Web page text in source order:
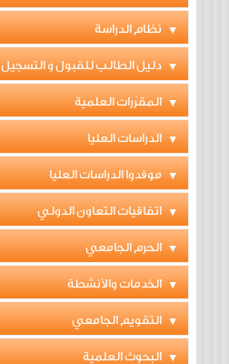
نظام الدراسة
دليل الطالب للقبول و التسجيل
المقرّرات العلمية
الدراسات العليا
موفدوا الدراسات العليا
اتفاقيات التعاون الدولي
الحرم الجامعي
الخدمات والأنشطة
التقويم الجامعي
البحوث العلمية